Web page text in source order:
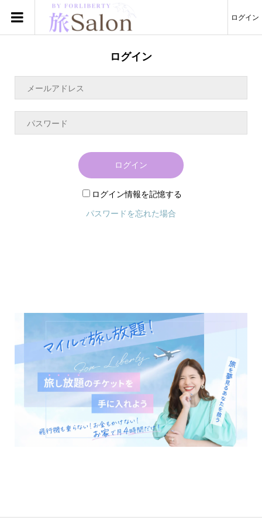
ログイン
ログイン
ログイン
ログイン情報を記憶する
パスワードを忘れた場合